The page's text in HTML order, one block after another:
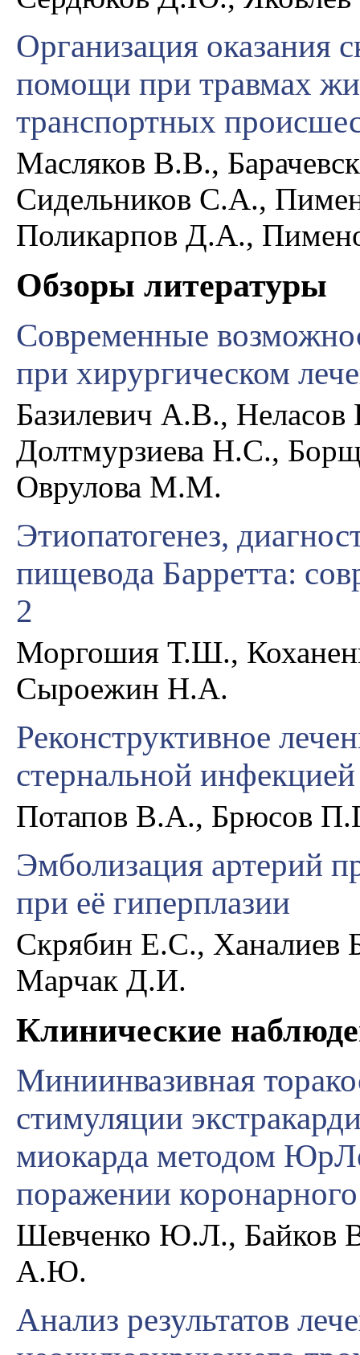
Организация оказания
помощи при травмах
транспортных
Масляков В.В.,
Сидельников С.А.,
Поликарпов Д.А.,
Обзоры литературы
Современные
при хирургическом
Базилевич А.В.,
Долтмурзиева Н.С.,
Оврулова М.М.
Этиопатогенез,
пищевода Барретта:
2
Моргошия Т.Ш.,
Сыроежин Н.А.
Реконструктивное
стернальной инфекцией
Потапов В.А., Брюсов
Эмболизация артерий
при её гиперплазии
Скрябин Е.С.,
Марчак Д.И.
Клинические
Миниинвазивная
стимуляции
миокарда методом
поражении
Шевченко Ю.Л., Байков
А.Ю.
Анализ результатов